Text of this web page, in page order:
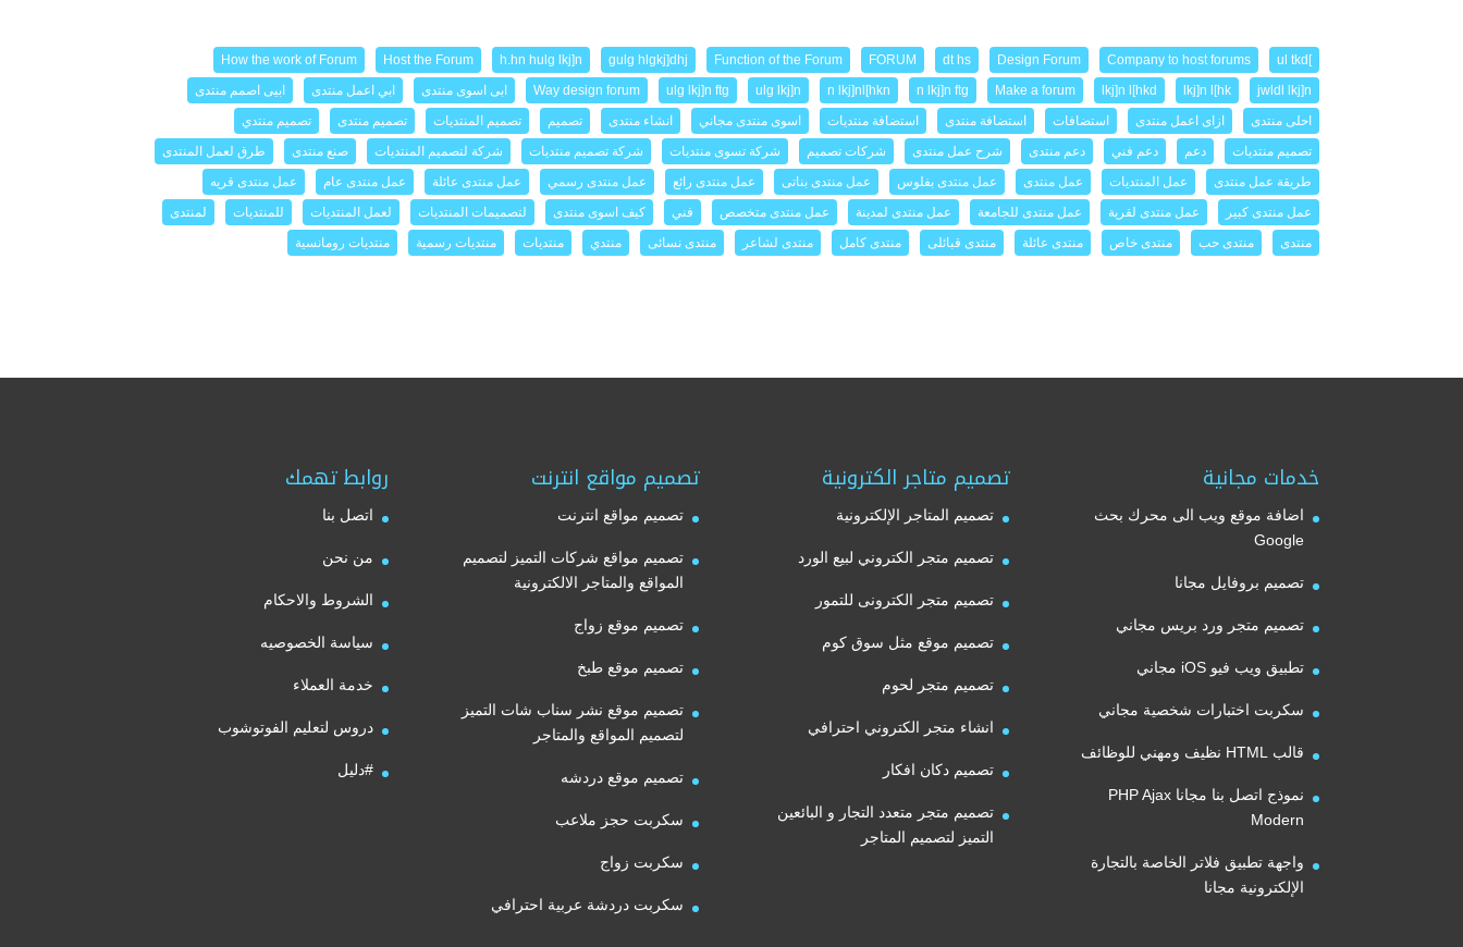
]ul tkd
Company to host forums
Design Forum
dt hs
FORUM
Function of the Forum
gulg hlgkj]dhj
h.hn hulg lkj]n
Host the Forum
How the work of Forum
jwldl lkj]n
lkj]n l[hk
lkj]n l[hkd
Make a forum
n lkj]n ftg
n lkj]nl[hkn
ulg lkj]n
ulg lkj]n ftg
Way design forum ابى اسوى منتدى ابي اعمل منتدى
ابيى اصمم منتدى
احلى منتدى
ازاى اعمل منتدى استضافات استضافة منتدى استضافة منتديات اسوى منتدى مجاني انشاء منتدى تصميم تصميم المنتديات تصميم منتدى
تصميم منتدي
تصميم منتديات
دعم دعم فني دعم منتدى شرح عمل منتدى شركات تصميم شركة تسوى منتديات شركة تصميم منتديات شركة لتصميم المنتديات صنع منتدى
طرق لعمل المنتدى
طريقة عمل منتدى
عمل المنتديات عمل منتدى عمل منتدى بفلوس عمل منتدى بناتى عمل منتدى رائع عمل منتدى رسمي عمل منتدى عائلة عمل منتدى عام
عمل منتدى قريه
عمل منتدى كبير
عمل منتدى لقرية عمل منتدى للجامعة عمل منتدى لمدينة عمل منتدى متخصص فني كيف اسوى منتدى لتصميمات المنتديات لعمل المنتديات للمنتديات
لمنتدى
منتدى
منتدى حب منتدى خاص منتدى عائلة منتدى قبائلى منتدى كامل منتدى لشاعر منتدى نسائى منتدي منتديات منتديات رسمية منتديات رومانسية
خدمات مجانية
اضافة موقع ويب الى محرك بحث
Google
تصميم بروفايل مجانا
تصميم متجر ورد بريس مجاني
تطبيق ويب فيو iOS مجاني
سكربت اختبارات شخصية مجاني
قالب HTML نظيف ومهني للوظائف
نموذج اتصل بنا مجانا PHP Ajax
Modern
واجهة تطبيق فلاتر الخاصة بالتجارة
الإلكترونية مجانا
تصميم متاجر الكترونية
تصميم المتاجر الإلكترونية
تصميم متجر الكتروني لبيع الورد
تصميم متجر الكترونى للتمور
تصميم موقع مثل سوق كوم
تصميم متجر لحوم
انشاء متجر الكتروني احترافي
تصميم دكان افكار
تصميم متجر متعدد التجار و البائعين
التميز لتصميم المتاجر
تصميم مواقع انترنت
تصميم مواقع انترنت
تصميم مواقع شركات التميز لتصميم
المواقع والمتاجر الالكترونية
تصميم موقع زواج
تصميم موقع طبخ
تصميم موقع نشر سناب شات التميز
لتصميم المواقع والمتاجر
تصميم موقع دردشه
سكربت حجز ملاعب
سكربت زواج
سكربت دردشة عربية احترافي
روابط تهمك
اتصل بنا
من نحن
الشروط والاحكام
سياسة الخصوصيه
خدمة العملاء
دروس لتعليم الفوتوشوب
#دليل